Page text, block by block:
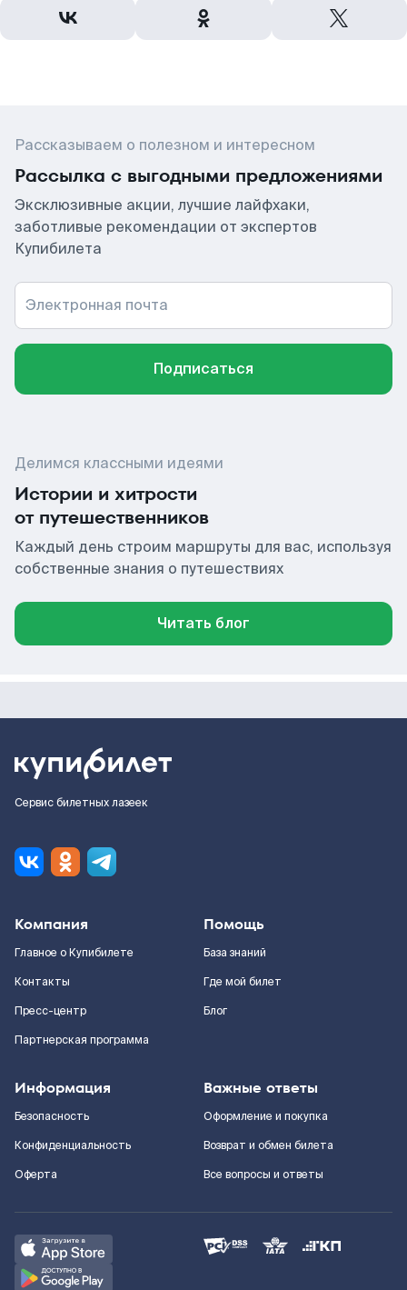
Рассказываем о полезном и интересном
Рассылка с выгодными предложениями
Эксклюзивные акции, лучшие лайфхаки,
заботливые рекомендации от экспертов
Купибилета
Электронная почта
Подписаться
Делимся классными идеями
Истории и хитрости
от путешественников
Каждый день строим маршруты для вас, используя
собственные знания о путешествиях
Читать блог
Сервис билетных лазеек
Компания
Главное о Купибилете
Контакты
Пресс-центр
Партнерская программа
Помощь
База знаний
Где мой билет
Блог
Информация
Безопасность
Конфиденциальность
Оферта
Важные ответы
Оформление и покупка
Возврат и обмен билета
Все вопросы и ответы